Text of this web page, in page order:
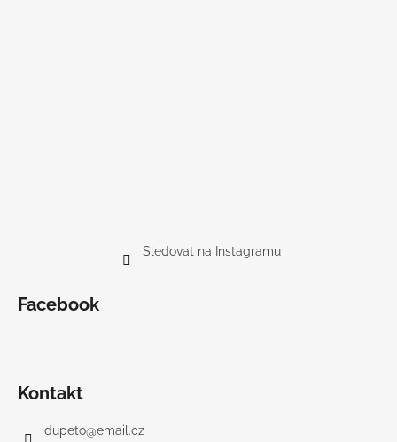
Sledovat na Instagramu
Facebook
Kontakt
dupeto@email.cz